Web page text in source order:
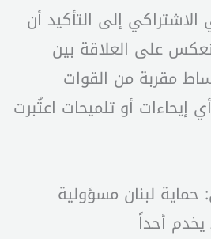
إلى التأكيد أن
على العلاقة بين
مقربة من القوات
إيحاءات أو تلميحات اعتُبرت
حماية لبنان مسؤولية
أحداً